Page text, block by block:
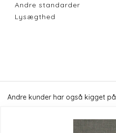
Andre standarder
Lysægthed
Andre kunder har også kigget på